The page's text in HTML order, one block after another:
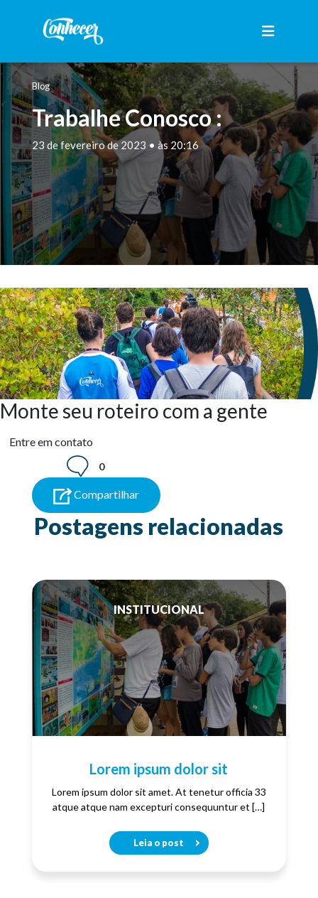
Blog
Trabalhe Conosco :
23 de fevereiro de 2023 • às 20:16
Monte seu roteiro com a gente
Entre em contato
0
Compartilhar
Postagens relacionadas
INSTITUCIONAL
Lorem ipsum dolor sit
Lorem ipsum dolor sit amet. At tenetur officia 33
atque atque nam excepturi consequuntur et […]
Leia o post